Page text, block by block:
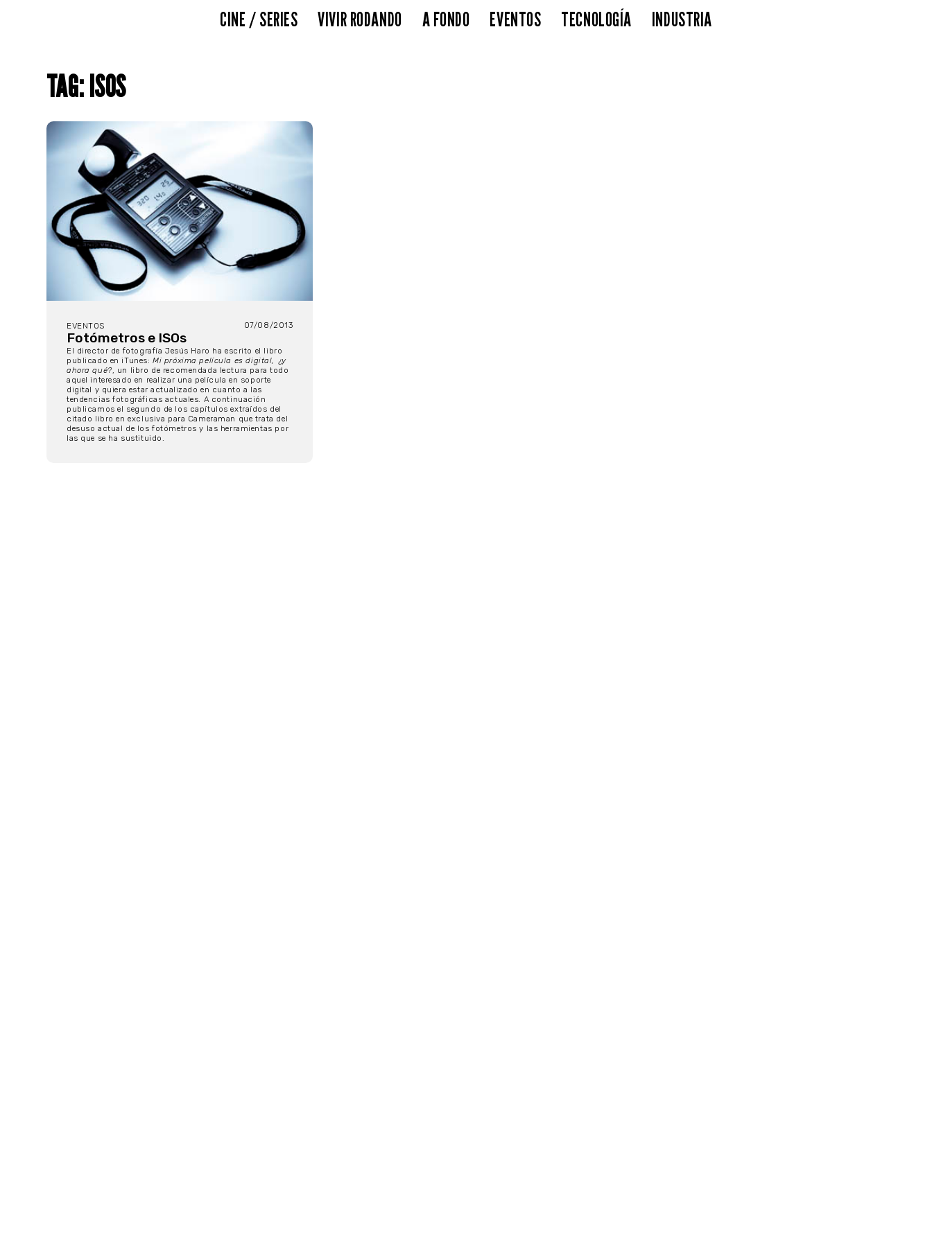
CINE / SERIES VIVIR RODANDO A FONDO EVENTOS TECNOLOGÍA INDUSTRIA
TAG: ISOS
EVENTOS 07/08/2013
Fotómetros e ISOs
El director de fotografía Jesús Haro ha escrito el libro
publicado en iTunes:Mi próxima película es digital, ¿y
ahora qué?, un libro de recomendada lectura para todo
aquel interesado en realizar una película en soporte
digital y quiera estar actualizado en cuanto a las
tendencias fotográficas actuales. A continuación
publicamos el segundo de los capítulos extraídos del
citado libro en exclusiva para Cameraman que trata del
desuso actual de los fotómetros y las herramientas por
las que se ha sustituido.